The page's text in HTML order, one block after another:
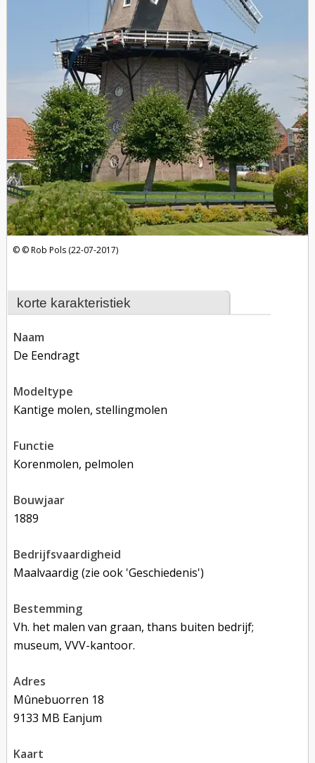
korte karakteristiek
naam
De Eendragt
modeltype
Kantige molen, stellingmolen
functie
korenmolen, pelmolen
bouwjaar
1889
bedrijfsvaardigheid
Maalvaardig (zie ook 'Geschiedenis')
bestemming
Vh. het malen van graan, thans buiten bedrijf;
museum, VVV-kantoor.
adres
Mûnebuorren 18
9133 MB Eanjum
kaart
Rob Pols (22-07-2017)